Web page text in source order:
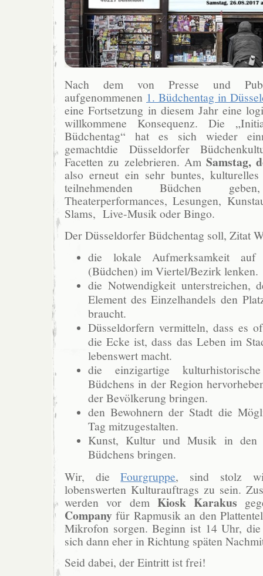
Nach dem von Presse und
aufgenommenen 1. Büdchentag in
eine Fortsetzung in diesem Jahr eine
willkommene Konsequenz. Die
Büdchentag“ hat es sich wieder
gemachtdie Düsseldorfer
Facetten zu zelebrieren. Am Samstag,
also erneut ein sehr buntes,
teilnehmenden Büdchen
Theaterperformances, Lesungen,
Slams, Live-Musik oder Bingo.
Der Düsseldorfer Büdchentag soll, Zitat
die lokale Aufmerksamkeit auf
(Büdchen) im Viertel/Bezirk lenken.
die Notwendigkeit unterstreichen,
Element des Einzelhandels den
braucht.
Düsseldorfern vermitteln, dass es
die Ecke ist, dass das Leben im
lebenswert macht.
die einzigartige
Büdchens in der Region
der Bevölkerung bringen.
den Bewohnern der Stadt die
Tag mitzugestalten.
Kunst, Kultur und Musik in den
Büdchens bringen.
Wir, dieFourgruppe, sind stolz
lobenswerten Kulturauftrags zu sein.
werden vor dem Kiosk Karakus
Company für Rapmusik an den
Mikrofon sorgen. Beginn ist 14 Uhr,
sich dann eher in Richtung späten
Seid dabei, der Eintritt ist frei!